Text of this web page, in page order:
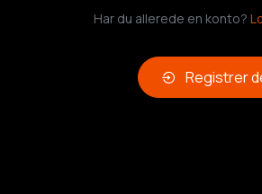
Har du allerede en konto?
Registrer